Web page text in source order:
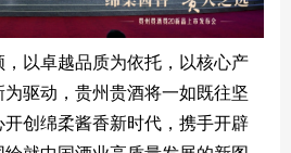
以卓越品质为依托，以核心产
驱动，贵州贵酒将一如既往坚
创绵柔酱香新时代，携手开辟